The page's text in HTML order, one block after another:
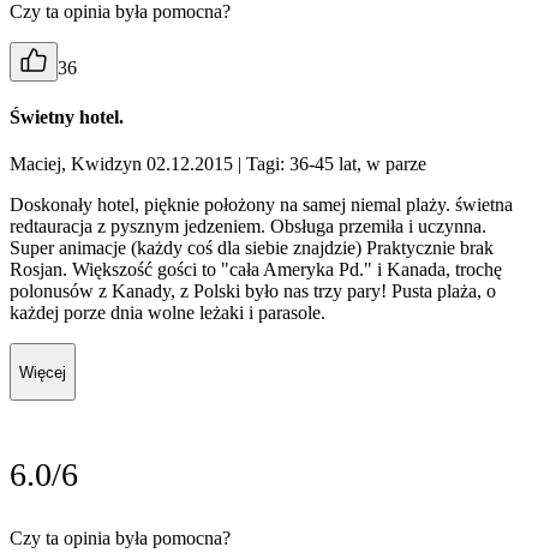
Czy ta opinia była pomocna?
36
Świetny hotel.
Maciej, Kwidzyn 02.12.2015
| Tagi: 36-45 lat, w parze
Doskonały hotel, pięknie położony na samej niemal plaży. świetna
redtauracja z pysznym jedzeniem. Obsługa przemiła i uczynna.
Super animacje (każdy coś dla siebie znajdzie) Praktycznie brak
Rosjan. Większość gości to "cała Ameryka Pd." i Kanada, trochę
polonusów z Kanady, z Polski było nas trzy pary! Pusta plaża, o
każdej porze dnia wolne leżaki i parasole.
Więcej
6.0/6
Czy ta opinia była pomocna?